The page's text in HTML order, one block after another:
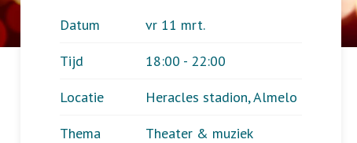
Datum
vr 11 mrt.
Tijd
18:00 - 22:00
Locatie
Heracles stadion, Almelo
Thema
Theater & muziek